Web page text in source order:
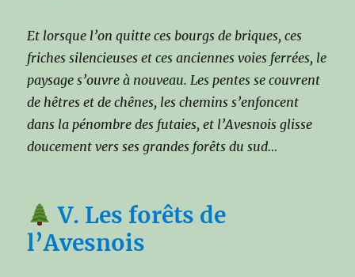
Et lorsque l’on quitte ces bourgs de briques, ces
friches silencieuses et ces anciennes voies ferrées, le
paysage s’ouvre à nouveau. Les pentes se couvrent
de hêtres et de chênes, les chemins s’enfoncent
dans la pénombre des futaies, et l’Avesnois glisse
doucement vers ses grandes forêts du sud…
V. Les forêts de
l’Avesnois